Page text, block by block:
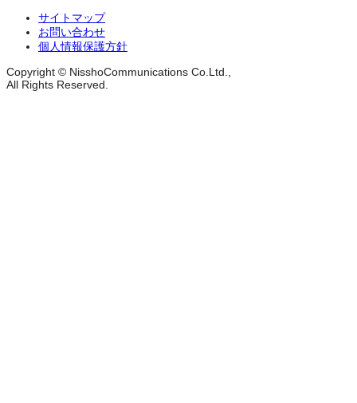
サイトマップ
お問い合わせ
個人情報保護方針
Copyright © NisshoCommunications Co.Ltd.,
All Rights Reserved.